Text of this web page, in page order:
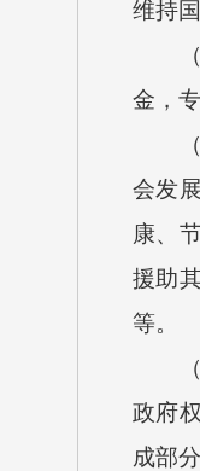
维持
金，
会发
康、
援助
等。
政府
成部